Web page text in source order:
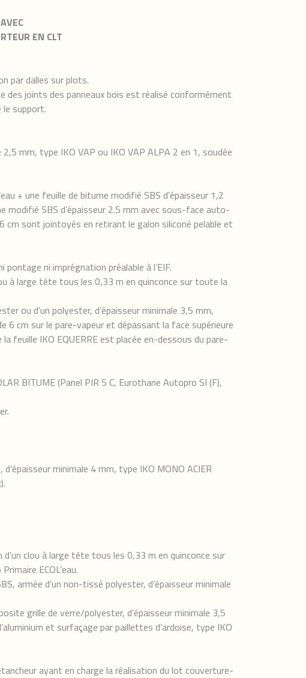
EN CLT
par dalles sur plots.
des joints des panneaux bois est réalisé conformément
le support.
mm, type IKO VAP ou IKO VAP ALPA 2 en 1, soudée
+ une feuille de bitume modifié SBS d’épaisseur 1,2
modifié SBS d’épaisseur 2.5 mm avec sous-face auto-
cm sont jointoyés en retirant le galon siliconé pelable et
ni imprégnation préalable à l’EIF.
à large tête tous les 0,33 m en quinconce sur toute la
ou d’un polyester, d’épaisseur minimale 3,5 mm,
6 cm sur le pare-vapeur et dépassant la face supérieure
feuille IKO EQUERRE est placée en-dessous du pare-
BITUME (Panel PIR 5 C, Eurothane Autopro SI (F),
minimale 4 mm, type IKO MONO ACIER
clou à large tête tous les 0,33 m en quinconce sur
ECOL’eau.
armée d’un non-tissé polyester, d’épaisseur minimale
grille de verre/polyester, d’épaisseur minimale 3,5
et surfaçage par paillettes d’ardoise, type IKO
ayant en charge la réalisation du lot couverture-